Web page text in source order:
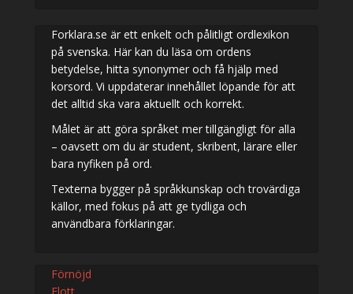
Forklara.se är ett enkelt och pålitligt ordlexikon
på svenska. Här kan du läsa om ordens
betydelse, hitta synonymer och få hjälp med
korsord. Vi uppdaterar innehållet löpande för att
det alltid ska vara aktuellt och korrekt.
Målet är att göra språket mer tillgängligt för alla
– oavsett om du är student, skribent, lärare eller
bara nyfiken på ord.
Texterna bygger på språkkunskap och trovärdiga
källor, med fokus på att ge tydliga och
användbara förklaringar.
Förnöjd